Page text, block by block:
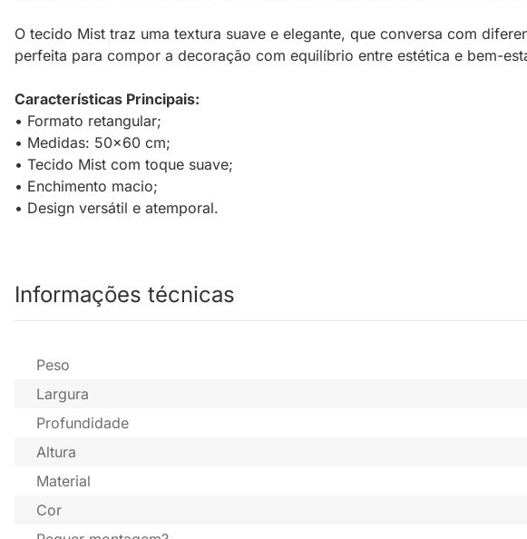
O tecido Mist traz uma textura suave e elegante, que conversa com
perfeita para compor a decoração com equilíbrio entre estética e bem-
Características Principais:
• Formato retangular;
• Medidas: 50x60 cm;
• Tecido Mist com toque suave;
• Enchimento macio;
• Design versátil e atemporal.
Informações técnicas
Peso
Largura
Profundidade
Altura
Material
Cor